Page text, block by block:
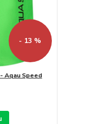
- 13 %
Aqau Speed